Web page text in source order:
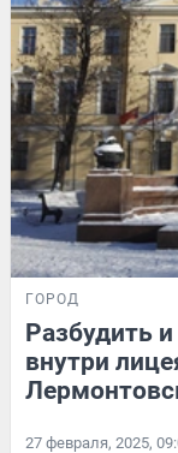
ГОРОД
Разбудить
внутри
27 февраля, 2025,